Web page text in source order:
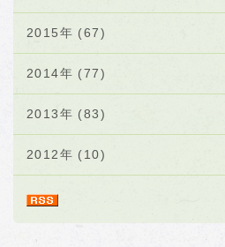
2015年 (67)
2014年 (77)
2013年 (83)
2012年 (10)